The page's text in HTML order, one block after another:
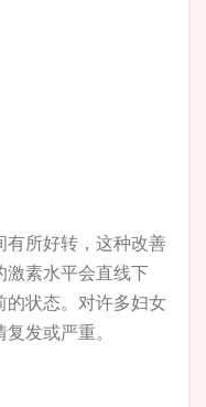
有所好转，这种改善
激素水平会直线下
的状态。对许多妇女
发或严重。